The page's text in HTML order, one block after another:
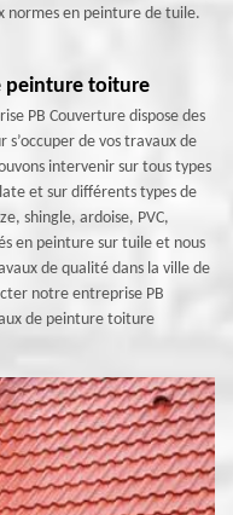
normes en peinture de tuile.
peinture toiture
PB Couverture dispose des
de vos travaux de
intervenir sur tous types
et sur différents types de
shingle, ardoise, PVC,
en peinture sur tuile et nous
de qualité dans la ville de
notre entreprise PB
de peinture toiture